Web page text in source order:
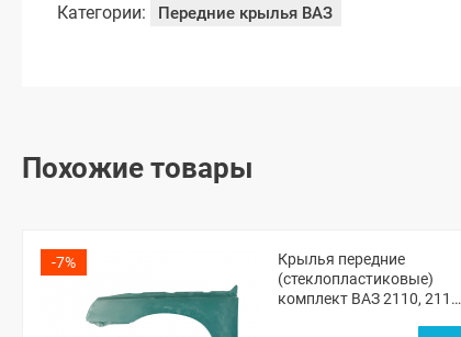
Категории: Передние крылья ВАЗ
Похожие товары
-7%
Крылья передние
(стеклопластиковые)
комплект ВАЗ 2110, 2111,